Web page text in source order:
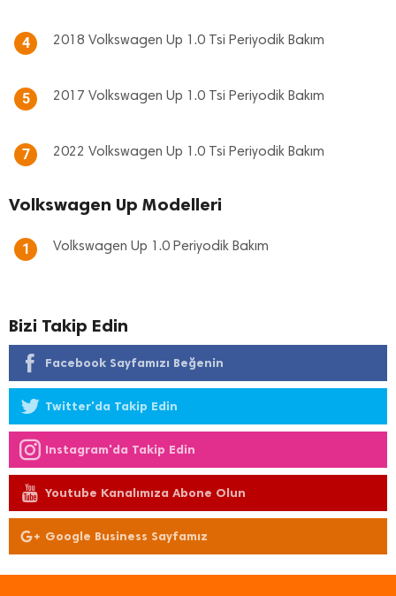
4 2018 Volkswagen Up 1.0 Tsi Periyodik Bakım
5 2017 Volkswagen Up 1.0 Tsi Periyodik Bakım
7 2022 Volkswagen Up 1.0 Tsi Periyodik Bakım
Volkswagen Up Modelleri
1 Volkswagen Up 1.0 Periyodik Bakım
Bizi Takip Edin
Facebook Sayfamızı Beğenin
Twitter'da Takip Edin
Instagram'da Takip Edin
Youtube Kanalımıza Abone Olun
Google Business Sayfamız